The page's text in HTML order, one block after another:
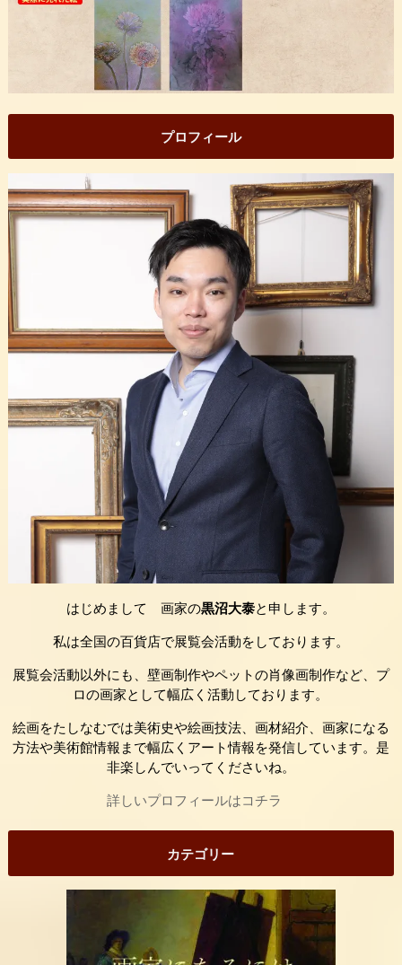
プロフィール
はじめまして 画家の黒沼大泰と申します。
私は全国の百貨店で展覧会活動をしております。
展覧会活動以外にも、壁画制作やペットの肖像画制作など、プ
ロの画家として幅広く活動しております。
絵画をたしなむでは美術史や絵画技法、画材紹介、画家になる
方法や美術館情報まで幅広くアート情報を発信しています。是
非楽しんでいってくださいね。
詳しいプロフィールはコチラ
カテゴリー